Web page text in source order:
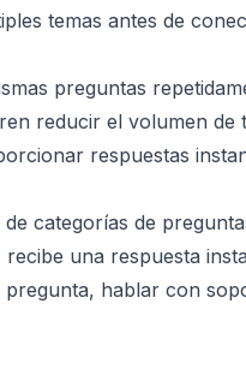
temas antes de
preguntas
reducir el volumen de
respuestas
categorías de
una respuesta
hablar con